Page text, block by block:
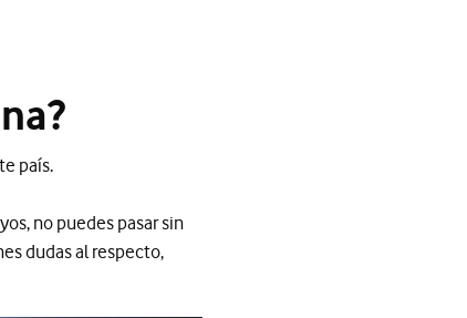
país.
no puedes pasar sin
dudas al respecto,